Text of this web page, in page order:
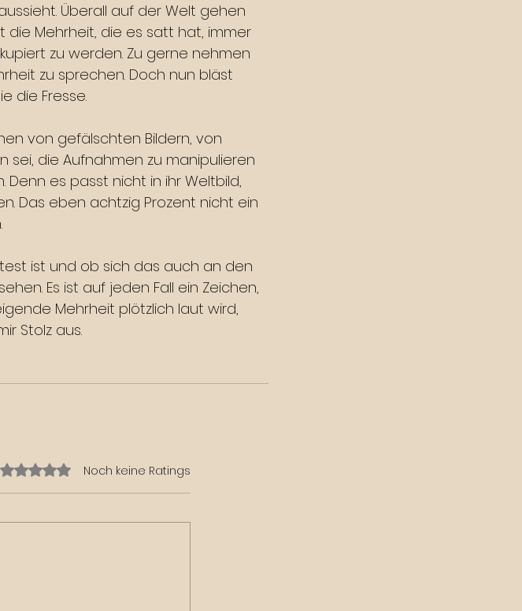
Überall auf der Welt gehen
die Mehrheit, die es satt hat, immer
zu werden. Zu gerne nehmen
zu sprechen. Doch nun bläst
die Fresse.
von gefälschten Bildern, von
sei, die Aufnahmen zu manipulieren
es passt nicht in ihr Weltbild,
Das eben achtzig Prozent nicht ein
ist und ob sich das auch an den
Es ist auf jeden Fall ein Zeichen,
Mehrheit plötzlich laut wird,
Stolz aus.
Mit 0 von 5 Sternen bewertet.
Noch keine Ratings